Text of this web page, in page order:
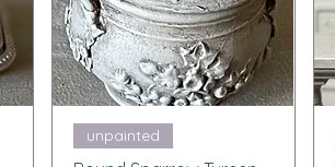
Snabbvisning
unpainted